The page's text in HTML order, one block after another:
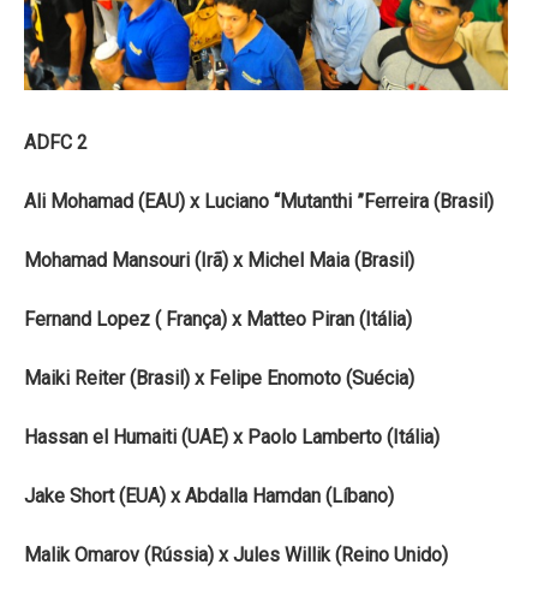
ADFC 2
Ali Mohamad (EAU) x Luciano “Mutanthi ”Ferreira (Brasil)
Mohamad Mansouri (Irã) x Michel Maia (Brasil)
Fernand Lopez ( França) x Matteo Piran (Itália)
Maiki Reiter (Brasil) x Felipe Enomoto (Suécia)
Hassan el Humaiti (UAE) x Paolo Lamberto (Itália)
Jake Short (EUA) x Abdalla Hamdan (Líbano)
Malik Omarov (Rússia) x Jules Willik (Reino Unido)